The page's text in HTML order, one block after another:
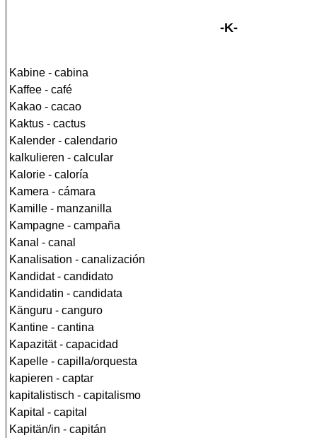
-K-
Kabine - cabina
Kaffee - café
Kakao - cacao
Kaktus - cactus
Kalender - calendario
kalkulieren - calcular
Kalorie - caloría
Kamera - cámara
Kamille - manzanilla
Kampagne - campaña
Kanal - canal
Kanalisation - canalización
Kandidat - candidato
Kandidatin - candidata
Känguru - canguro
Kantine - cantina
Kapazität - capacidad
Kapelle - capilla/orquesta
kapieren - captar
kapitalistisch - capitalismo
Kapital - capital
Kapitän/in - capitán